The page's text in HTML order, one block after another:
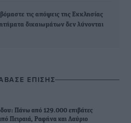
τις απόψεις της Εκκλησίας
δικαιωμάτων δεν λύνονται
ΕΠΙΣΗΣ
Πάνω από 129.000 επιβάτες
Πειραιά, Ραφήνα και Λαύριο